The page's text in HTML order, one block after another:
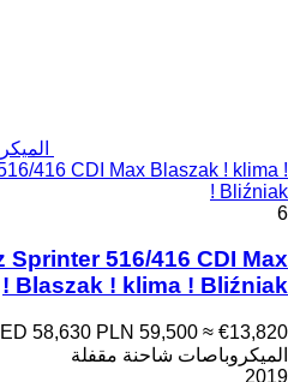
416 CDI Max Blaszak ! klima !
Bliźniak !
6
Sprinter 516/416 CDI Max
Blaszak ! klima ! Bliźniak !
58,630 PLN 59,500 ≈ €13,820
الميكروباصات شاحنة مقفلة
2019